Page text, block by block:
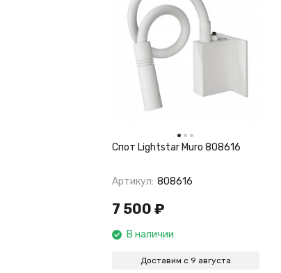
Спот Lightstar Muro 808616
Артикул: 808616
7 500 ₽
В наличии
Доставим с 9 августа